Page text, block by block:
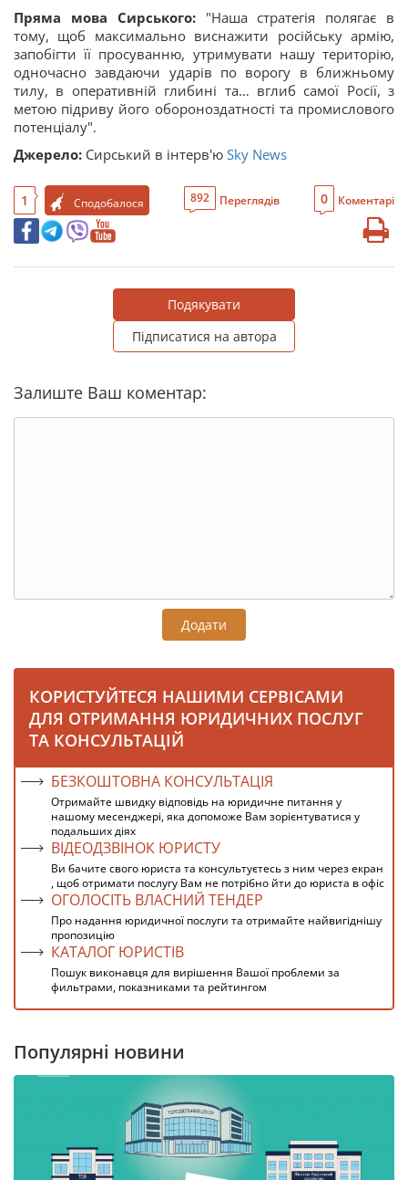
Пряма мова Сирського:"Наша стратегія полягає в
тому, щоб максимально виснажити російську армію,
запобігти її просуванню, утримувати нашу територію,
одночасно завдаючи ударів по ворогу в ближньому
тилу, в оперативній глибині та… вглиб самої Росії, з
метою підриву його обороноздатності та промислового
потенціалу".
Джерело: Сирський в інтерв'ю Sky News
1 Сподобалося 892 Переглядів 0 Коментарі
Подякувати
Підписатися на автора
Залиште Ваш коментар:
Додати
КОРИСТУЙТЕСЯ НАШИМИ СЕРВІСАМИ
ДЛЯ ОТРИМАННЯ ЮРИДИЧНИХ ПОСЛУГ
ТА КОНСУЛЬТАЦІЙ
БЕЗКОШТОВНА КОНСУЛЬТАЦІЯ
Отримайте швидку відповідь на юридичне питання у
нашому месенджері, яка допоможе Вам зорієнтуватися у
подальших діях
ВІДЕОДЗВІНОК ЮРИСТУ
Ви бачите свого юриста та консультуєтесь з ним через екран
, щоб отримати послугу Вам не потрібно йти до юриста в офіс
ОГОЛОСІТЬ ВЛАСНИЙ ТЕНДЕР
Про надання юридичної послуги та отримайте найвигіднішу
пропозицію
КАТАЛОГ ЮРИСТІВ
Пошук виконавця для вирішення Вашої проблеми за
фильтрами, показниками та рейтингом
Популярні новини